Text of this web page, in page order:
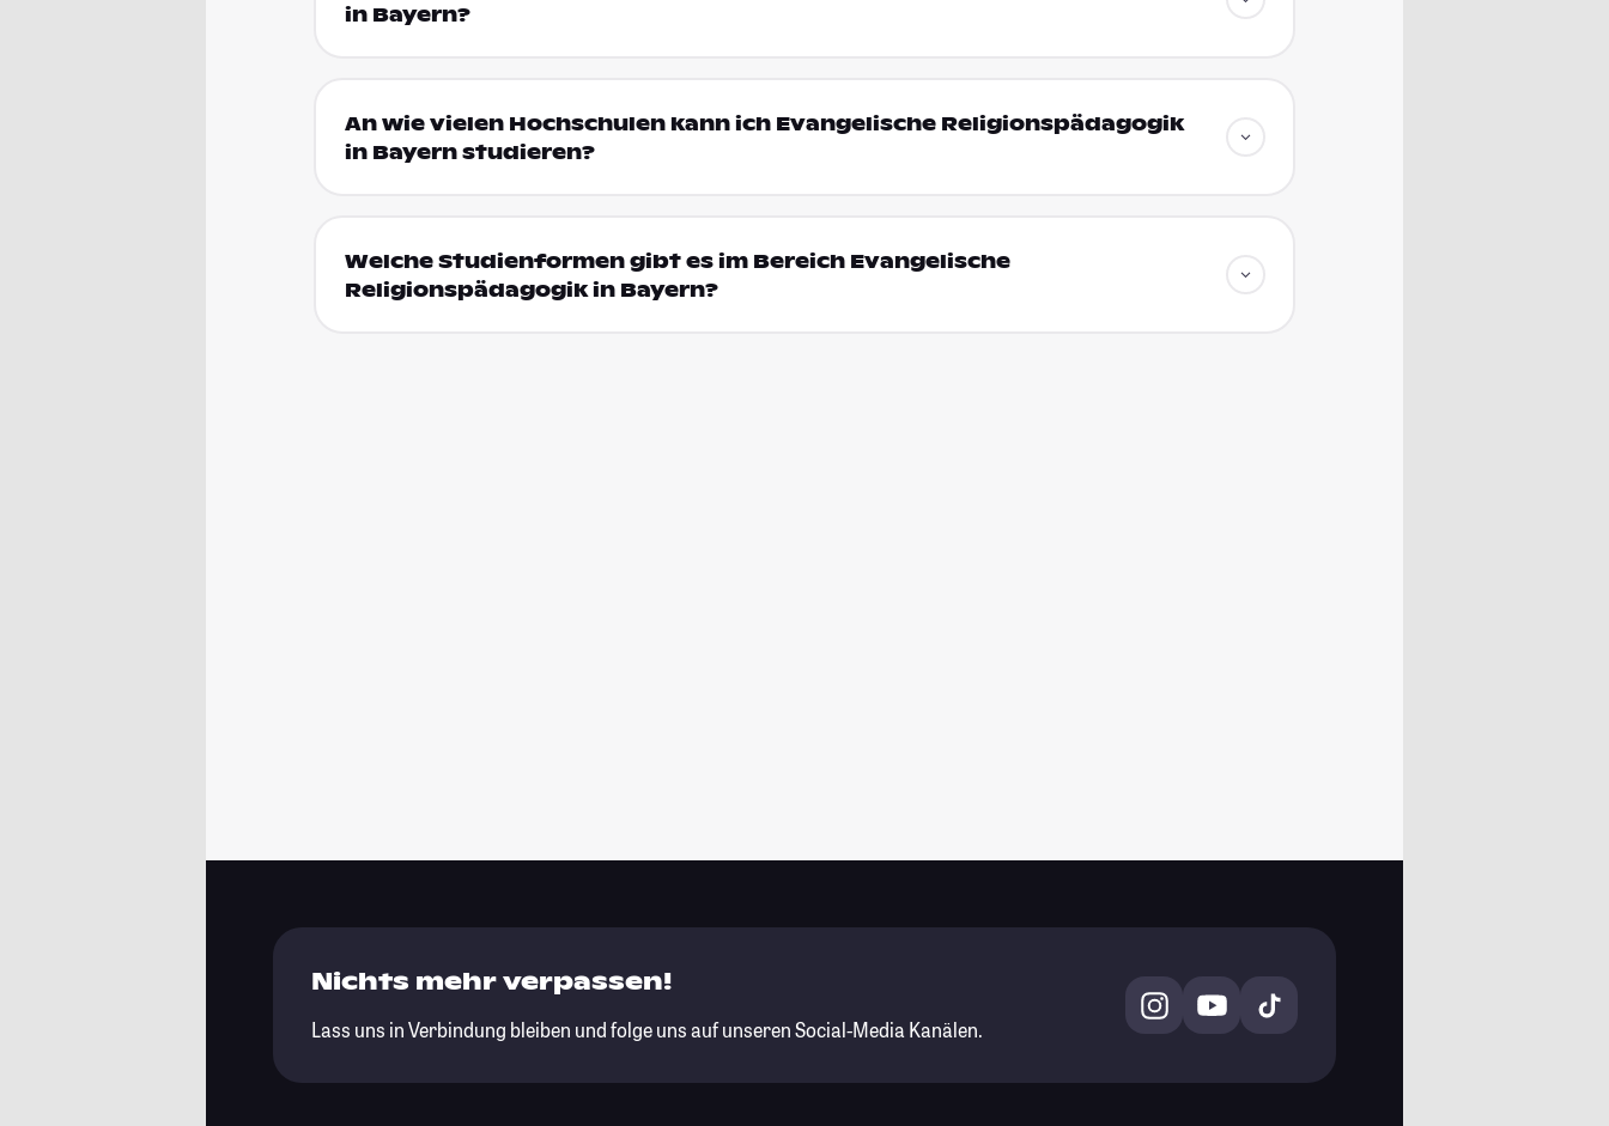
in Bayern?
An wie vielen Hochschulen kann ich Evangelische Religionspädagogik
in Bayern studieren?
Welche Studienformen gibt es im Bereich Evangelische
Religionspädagogik in Bayern?
Nichts mehr verpassen!
Lass uns in Verbindung bleiben und folge uns auf unseren Social-Media Kanälen.